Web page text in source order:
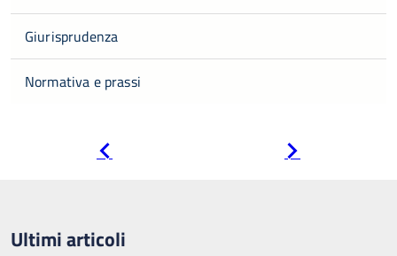
Giurisprudenza
Normativa e prassi
Ultimi articoli